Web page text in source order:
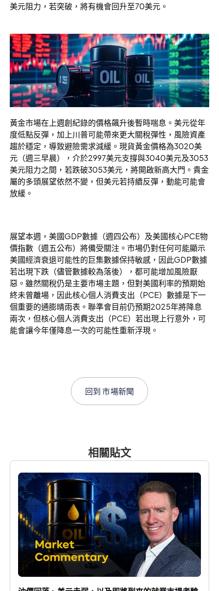
美元阻力，若突破，將有機會回升至70美元。
黃金市場在上週創紀錄的價格飆升後暫時喘息。美元從年
度低點反彈，加上川普可能帶來更大關稅彈性，風險資產
趨於穩定，導致避險需求減緩。現貨黃金價格為3020美
元（週三早晨），介於2997美元支撐與3040美元及3053
美元阻力之間，若跌破3053美元，將開啟新高大門。貴金
屬的多頭展望依然不變，但美元若持續反彈，動能可能會
放緩。
展望本週，美國GDP數據（週四公布）及美國核心PCE物
價指數（週五公布）將備受關注。市場仍對任何可能顯示
美國經濟衰退可能性的巨集數據保持敏感，因此GDP數據
若出現下跌（儘管數據較為落後），都可能增加風險厭
惡。雖然關稅仍是主要市場主題，但對美國利率的預期始
終未曾離場，因此核心個人消費支出（PCE）數據是下一
個重要的通膨晴雨表。聯準會目前仍預期2025年將降息
兩次，但核心個人消費支出（PCE）若出現上行意外，可
能會讓今年僅降息一次的可能性重新浮現。
回到市場新聞
相關貼文